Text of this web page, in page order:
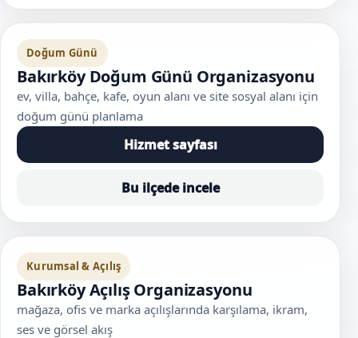
Doğum Günü
Bakırköy Doğum Günü Organizasyonu
ev, villa, bahçe, kafe, oyun alanı ve site sosyal alanı için
doğum günü planlama
Hizmet sayfası
Bu ilçede incele
Kurumsal & Açılış
Bakırköy Açılış Organizasyonu
mağaza, ofis ve marka açılışlarında karşılama, ikram,
ses ve görsel akış